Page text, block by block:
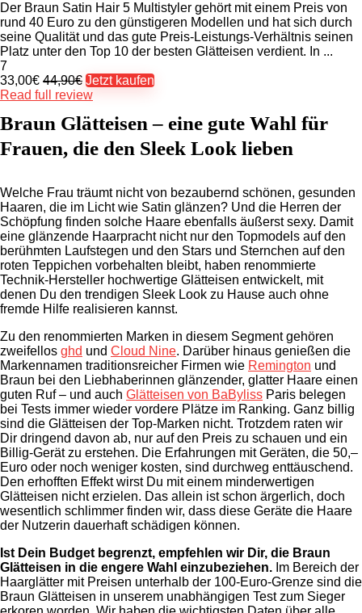
Der Braun Satin Hair 5 Multistyler gehört mit einem Preis von
rund 40 Euro zu den günstigeren Modellen und hat sich durch
seine Qualität und das gute Preis-Leistungs-Verhältnis seinen
Platz unter den Top 10 der besten Glätteisen verdient. In ...
7
33,00€ 44,90€ Jetzt kaufen
Read full review
Braun Glätteisen – eine gute Wahl für
Frauen, die den Sleek Look lieben
Welche Frau träumt nicht von bezaubernd schönen, gesunden
Haaren, die im Licht wie Satin glänzen? Und die Herren der
Schöpfung finden solche Haare ebenfalls äußerst sexy. Damit
eine glänzende Haarpracht nicht nur den Topmodels auf den
berühmten Laufstegen und den Stars und Sternchen auf den
roten Teppichen vorbehalten bleibt, haben renommierte
Technik-Hersteller hochwertige Glätteisen entwickelt, mit
denen Du den trendigen Sleek Look zu Hause auch ohne
fremde Hilfe realisieren kannst.
Zu den renommierten Marken in diesem Segment gehören
zweifellos ghd und Cloud Nine. Darüber hinaus genießen die
Markennamen traditionsreicher Firmen wie Remington und
Braun bei den Liebhaberinnen glänzender, glatter Haare einen
guten Ruf – und auch Glätteisen von BaByliss Paris belegen
bei Tests immer wieder vordere Plätze im Ranking. Ganz billig
sind die Glätteisen der Top-Marken nicht. Trotzdem raten wir
Dir dringend davon ab, nur auf den Preis zu schauen und ein
Billig-Gerät zu erstehen. Die Erfahrungen mit Geräten, die 50,–
Euro oder noch weniger kosten, sind durchweg enttäuschend.
Den erhofften Effekt wirst Du mit einem minderwertigen
Glätteisen nicht erzielen. Das allein ist schon ärgerlich, doch
wesentlich schlimmer finden wir, dass diese Geräte die Haare
der Nutzerin dauerhaft schädigen können.
Ist Dein Budget begrenzt, empfehlen wir Dir, die Braun
Glätteisen in die engere Wahl einzubeziehen. Im Bereich der
Haarglätter mit Preisen unterhalb der 100-Euro-Grenze sind die
Braun Glätteisen in unserem unabhängigen Test zum Sieger